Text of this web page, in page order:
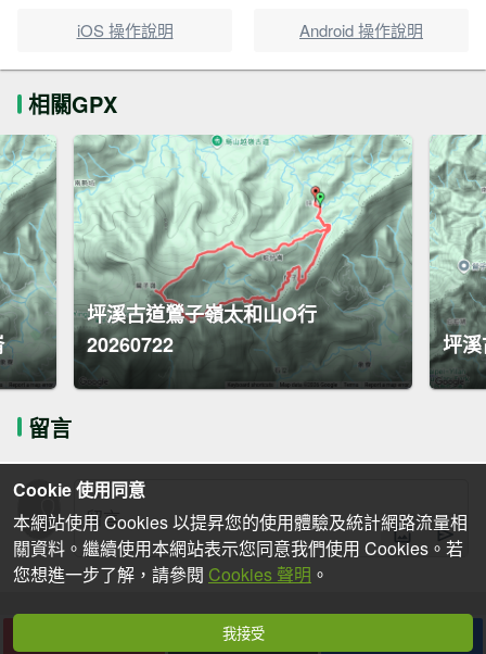
iOS 操作說明 Android 操作說明
相關GPX
坪溪古道鶯子嶺太和山O行
20260722
坪
留言
下載
Cookie 使用同意
本網站使用 Cookies 以提昇您的使用體驗及統計網路流量相
關資料。繼續使用本網站表示您同意我們使用 Cookies。若
您想進一步了解，請參閱 Cookies 聲明 。
我接受